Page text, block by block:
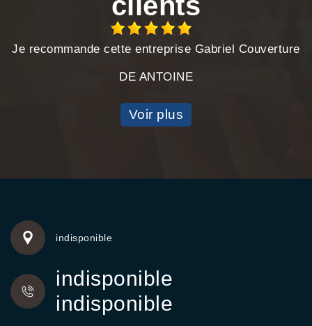
Je recommande cette entreprise Gabriel Couverture
DE ANTOINE
Voir plus
indisponible
indisponible
indisponible